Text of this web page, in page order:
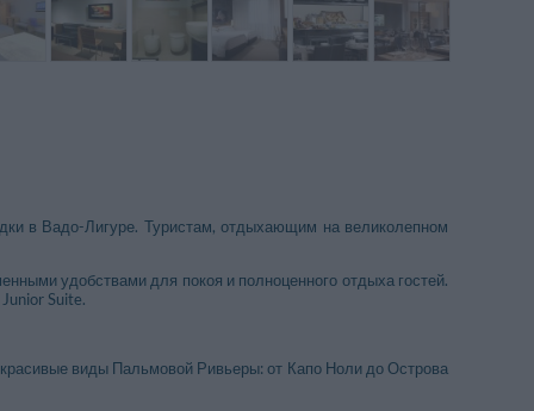
в Вадо-Лигуре. Туристам, отдыхающим на великолепном
удобствами для покоя и полноценного отдыха гостей.
Suite.
виды Пальмовой Ривьеры: от Капо Ноли до Острова